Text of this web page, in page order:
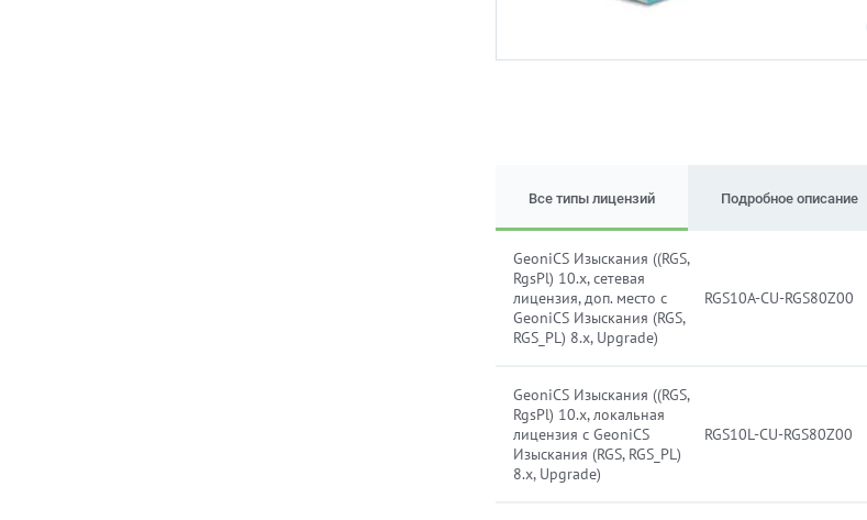
Все типы лицензий Подробное описание
GeoniCS Изыскания ((RGS,
RgsPl) 10.x, сетевая
лицензия, доп. место с
GeoniCS Изыскания (RGS,
RGS_PL) 8.x, Upgrade)
RGS10A-CU-RGS80Z00
GeoniCS Изыскания ((RGS,
RgsPl) 10.x, локальная
лицензия с GeoniCS
Изыскания (RGS, RGS_PL)
8.x, Upgrade)
RGS10L-CU-RGS80Z00